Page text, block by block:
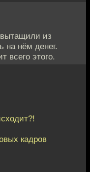
из
на нём денег.
всего этого.
кадров